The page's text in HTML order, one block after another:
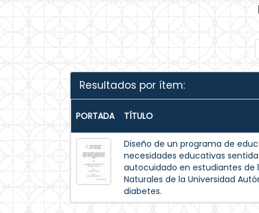
Resultados por ítem:
PORTADA TÍTULO
Diseño de un programa de
necesidades educativas
autocuidado en estudiantes de
Naturales de la Universidad
diabetes.